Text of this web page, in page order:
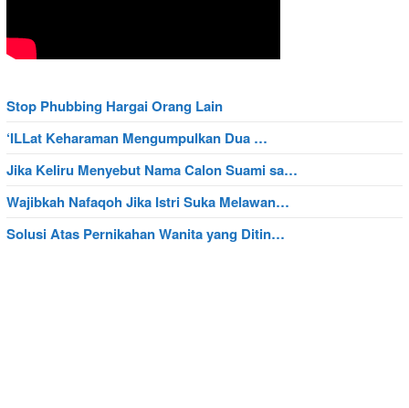
Stop Phubbing Hargai Orang Lain
‘ILLat Keharaman Mengumpulkan Dua …
Jika Keliru Menyebut Nama Calon Suami sa…
Wajibkah Nafaqoh Jika Istri Suka Melawan…
Solusi Atas Pernikahan Wanita yang Ditin…